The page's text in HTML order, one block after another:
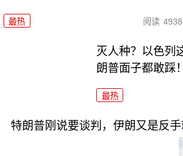
最热 阅读 4938
灭人种？以色列
朗普面子都敢踩！
最热
特朗普刚说要谈判，伊朗又是反手